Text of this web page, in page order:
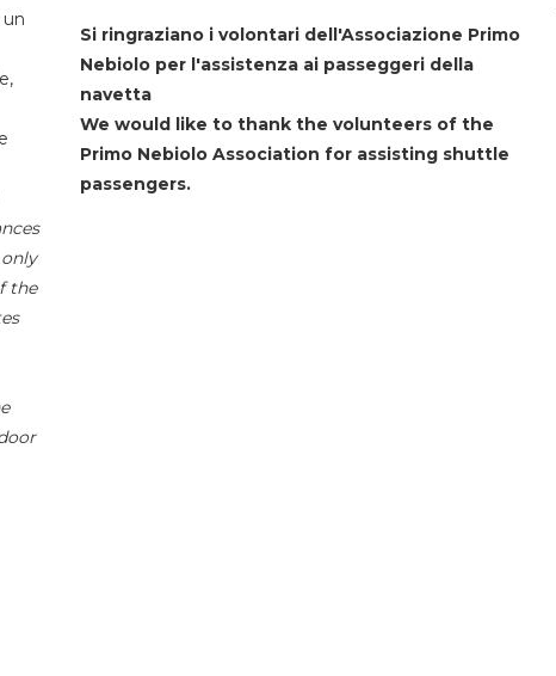
the
Si ringraziano i volontari dell'Associazione Primo
Nebiolo per l'assistenza ai passeggeri della
navetta
We would like to thank the volunteers of the
Primo Nebiolo Association for assisting shuttle
passengers.